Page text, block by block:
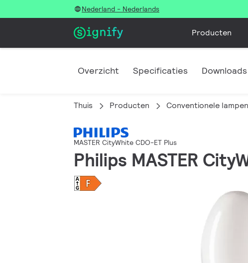
Nederland - Nederlands
Producten
Overzicht Specificaties Downloads
Thuis Producten Conventionele
MASTER CityWhite CDO-ET Plus
Philips MASTER